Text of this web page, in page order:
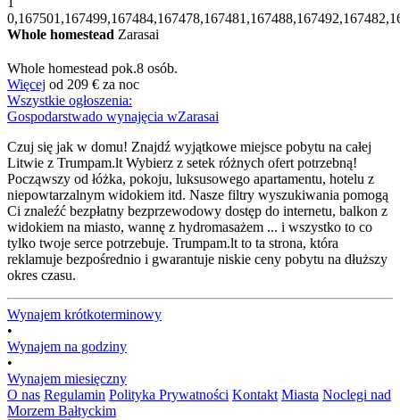
Whole homestead Zarasai
Whole homestead pok.8 osób.
Więcej od 209 € za noc
Wszystkie ogłoszenia:
Gospodarstwado wynajęcia wZarasai
Czuj się jak w domu! Znajdź wyjątkowe miejsce pobytu na całej
Litwie z Trumpam.lt Wybierz z setek różnych ofert potrzebną!
Począwszy od łóżka, pokoju, luksusowego apartamentu, hotelu z
niepowtarzalnym widokiem itd. Nasze filtry wyszukiwania pomogą
Ci znaleźć bezpłatny bezprzewodowy dostęp do internetu, balkon z
widokiem na miasto, wannę z hydromasażem ... i wszystko to co
tylko twoje serce potrzebuje. Trumpam.lt to ta strona, która
reklamuje bezpośrednio i gwarantuje niskie ceny pobytu na dłuższy
okres czasu.
Wynajem krótkoterminowy
•
Wynajem na godziny
•
Wynajem miesięczny
O nas Regulamin Polityka Prywatności Kontakt Miasta Noclegi nad
Morzem Bałtyckim